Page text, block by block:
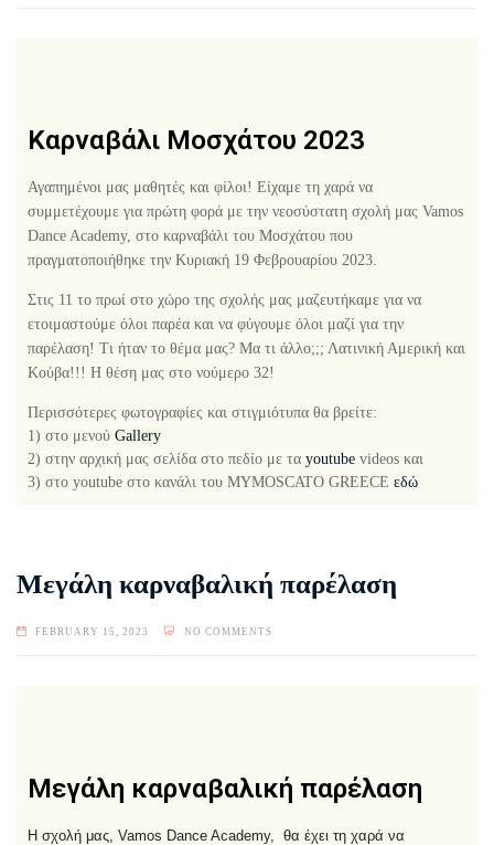
Καρναβάλι Μοσχάτου 2023
Αγαπημένοι μας μαθητές και φίλοι! Είχαμε τη χαρά να
συμμετέχουμε για πρώτη φορά με την νεοσύστατη σχολή μας Vamos
Dance Academy, στο καρναβάλι του Μοσχάτου που
πραγματοποιήθηκε την Κυριακή 19 Φεβρουαρίου 2023.
Στις 11 το πρωί στο χώρο της σχολής μας μαζευτήκαμε για να
ετοιμαστούμε όλοι παρέα και να φύγουμε όλοι μαζί για την
παρέλαση! Τι ήταν το θέμα μας? Μα τι άλλο;;; Λατινική Αμερική και
Κούβα!!! Η θέση μας στο νούμερο 32!
Περισσότερες φωτογραφίες και στιγμιότυπα θα βρείτε:
1) στο μενού Gallery
2) στην αρχική μας σελίδα στο πεδίο με τα youtube videos και
3) στο youtube στο κανάλι του MYMOSCATO GREECE εδώ
Μεγάλη καρναβαλική παρέλαση
FEBRUARY 15, 2023 NO COMMENTS
Μεγάλη καρναβαλική παρέλαση
Η σχολή μας, Vamos Dance Academy, θα έχει τη χαρά να